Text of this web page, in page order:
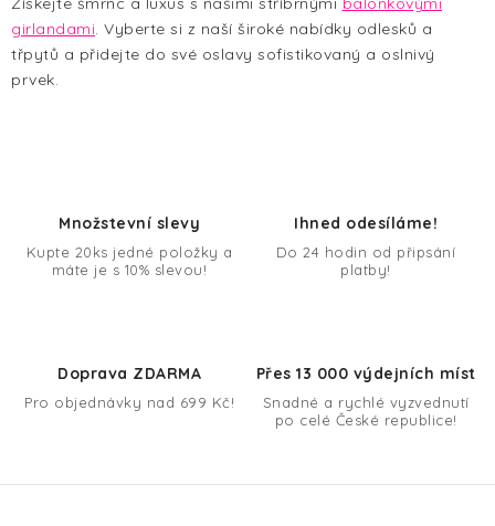
l
á
d
p
u
girlandami. Vyberte si z naší široké nabídky odlesků a
třpytů a přidejte do své oslavy sofistikovaný a oslnivý
prvek.
Množstevní slevy
Kupte 20ks jedné položky a
máte je s 10% slevou!
Ihned odesíláme!
Do 24 hodin od připsání
platby!
Doprava ZDARMA
Pro objednávky nad 699 Kč!
Přes 13 000 výdejních míst
Snadné a rychlé vyzvednutí
po celé České republice!